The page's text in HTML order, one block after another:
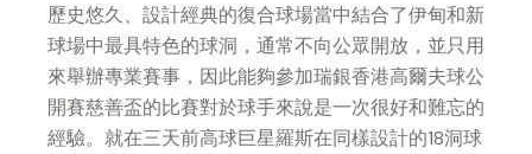
歷史悠久、設計經典的復合球場當中結合了伊甸和新
球場中最具特色的球洞，通常不向公眾開放，並只用
來舉辦專業賽事，因此能夠參加瑞銀香港高爾夫球公
開賽慈善盃的比賽對於球手來說是一次很好和難忘的
經驗。就在三天前高球巨星羅斯在同樣設計的18洞球